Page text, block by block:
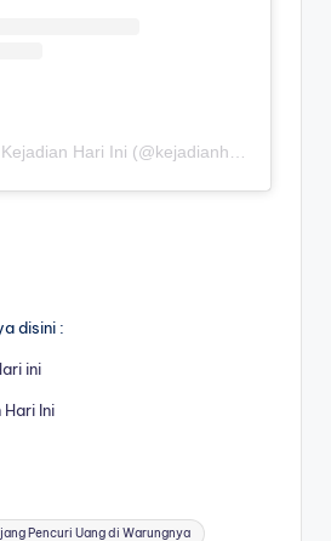
disini :
ini
Ini
Pencuri Uang di Warungnya